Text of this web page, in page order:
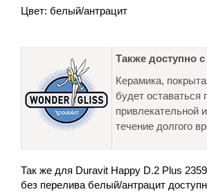
Цвет: белый/антрацит
Также доступно
Керамика,
будет оставаться
привлекательной
течение долгого
Так же для Duravit Happy D.2 Plus
без перелива белый/антрацит